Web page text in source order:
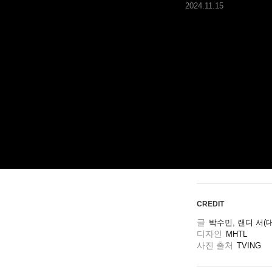
2024.11.15
CREDIT
글 박수민, 랜디 서(
디자인 MHTL
사진 출처 TVING